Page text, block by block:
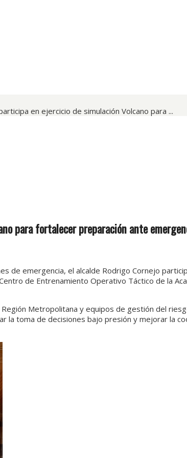
en ejercicio de simulación Volcano para ...
para fortalecer preparación ante
de emergencia, el alcalde Rodrigo Cornejo
de Entrenamiento Operativo Táctico de la
Metropolitana y equipos de gestión del
la toma de decisiones bajo presión y mejorar la